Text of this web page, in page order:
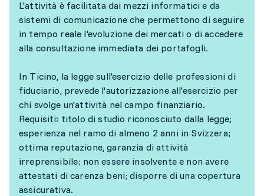
L'attività è facilitata dai mezzi informatici e da
sistemi di comunicazione che permettono di seguire
in tempo reale l'evoluzione dei mercati o di accedere
alla consultazione immediata dei portafogli.
In Ticino, la legge sull'esercizio delle professioni di
fiduciario, prevede l'autorizzazione all'esercizio per
chi svolge un'attività nel campo finanziario.
Requisiti: titolo di studio riconosciuto dalla legge;
esperienza nel ramo di almeno 2 anni in Svizzera;
ottima reputazione, garanzia di attività
irreprensibile; non essere insolvente e non avere
attestati di carenza beni; disporre di una copertura
assicurativa.